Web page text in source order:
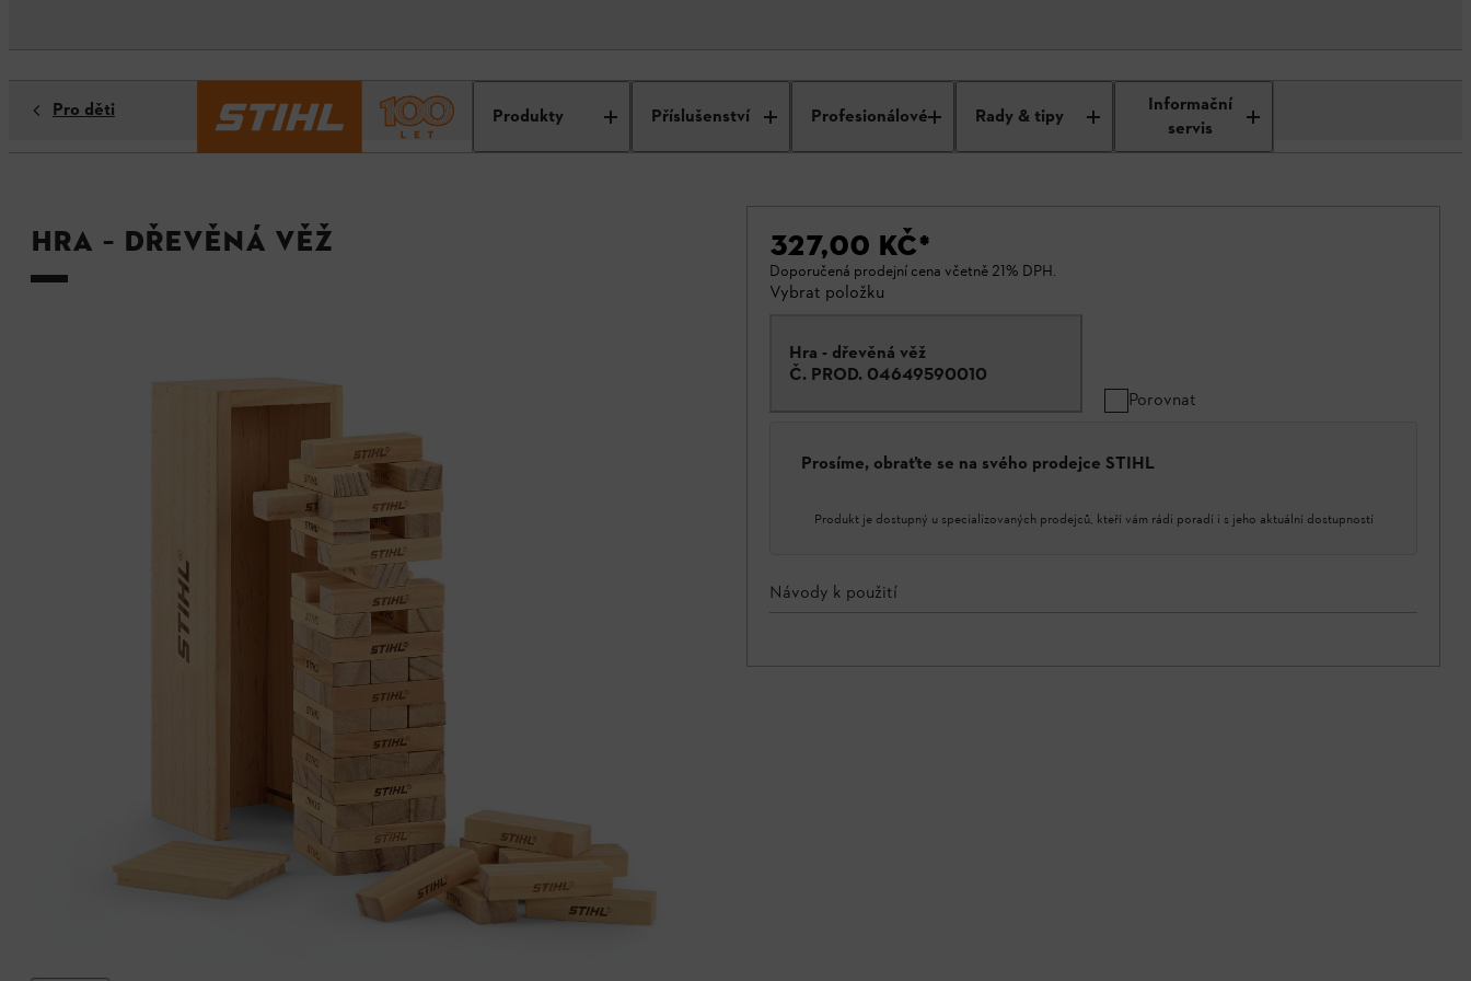
Produkty Příslušenství Profesionálové Rady & tipy
Informační
servis
Pro děti
Hra – dřevěná věž 327,00 KČ*
Doporučená prodejní cena včetně 21% DPH.
Vybrat položku
Hra - dřevěná věž
Č. PROD. 04649590010
Porovnat
Prosíme, obraťte se na svého prodejce STIHL
Produkt je dostupný u specializovaných prodejců, kteří vám rádi poradí i s jeho aktuální dostupností
Návody k použití